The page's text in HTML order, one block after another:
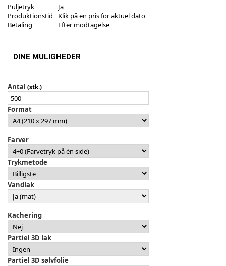
Puljetryk
Ja
Produktionstid
Klik på en pris for aktuel dato
Betaling
Efter modtagelse
DINE MULIGHEDER
Antal (stk.)
Format
Farver
Trykmetode
Vandlak
Kachering
Partiel 3D lak
Partiel 3D sølvfolie